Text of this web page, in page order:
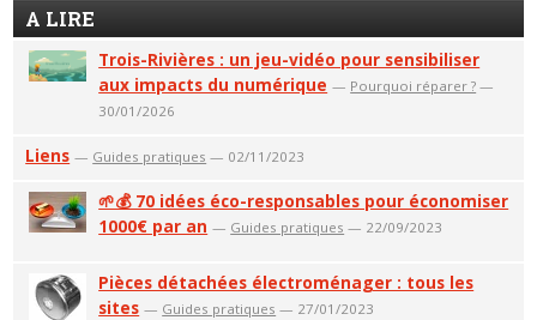
A LIRE
Trois-Rivières : un jeu-vidéo pour sensibiliser
aux impacts du numérique — Pourquoi réparer ? —
30/01/2026
Liens — Guides pratiques — 02/11/2023
🌱💰 70 idées éco-responsables pour économiser
1000€ par an — Guides pratiques — 22/09/2023
Pièces détachées électroménager : tous les
sites — Guides pratiques — 27/01/2023